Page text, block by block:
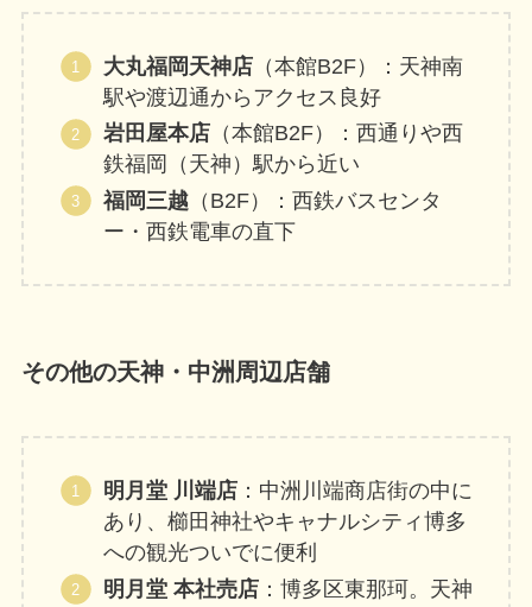
大丸福岡天神店 （本館B2F）：天神南
駅や渡辺通からアクセス良好
岩田屋本店 （本館B2F）：西通りや西
鉄福岡（天神）駅から近い
福岡三越 （B2F）：西鉄バスセンタ
ー・西鉄電車の直下
その他の天神・中洲周辺店舗
明月堂 川端店 ：中洲川端商店街の中に
あり、櫛田神社やキャナルシティ博多
への観光ついでに便利
明月堂 本社売店 ：博多区東那珂。天神